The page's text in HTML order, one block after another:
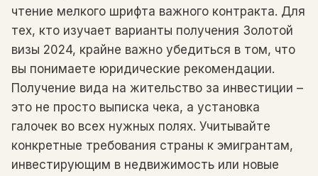
чтение мелкого шрифта важного контракта. Для
тех, кто изучает варианты получения Золотой
визы 2024, крайне важно убедиться в том, что
вы понимаете юридические рекомендации.
Получение вида на жительство за инвестиции –
это не просто выписка чека, а установка
галочек во всех нужных полях. Учитывайте
конкретные требования страны к эмигрантам,
инвестирующим в недвижимость или новые